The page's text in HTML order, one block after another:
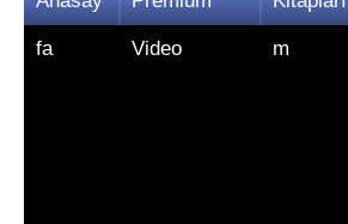
atla
fa Video m